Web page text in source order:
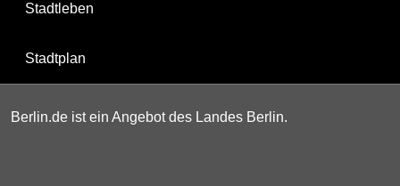
Stadtleben
Stadtplan
Berlin.de ist ein Angebot des Landes Berlin.